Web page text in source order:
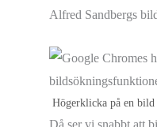
Alfred Sandbergs
Högerklicka på en bild
Då ser vi snabbt att